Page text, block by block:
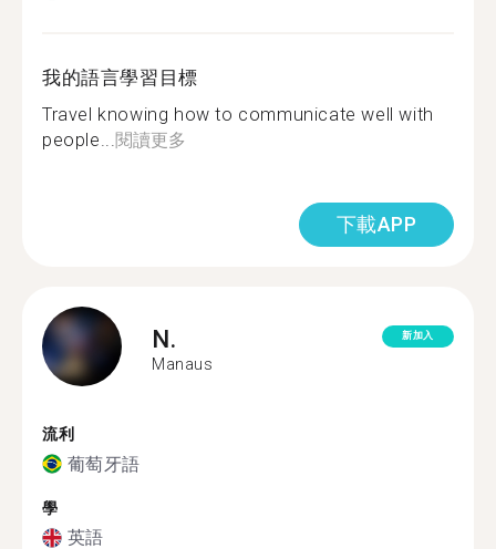
我的語言學習目標
Travel knowing how to communicate well with
people...閱讀更多
下載APP
N.
Manaus
新加入
流利
葡萄牙語
學
英語